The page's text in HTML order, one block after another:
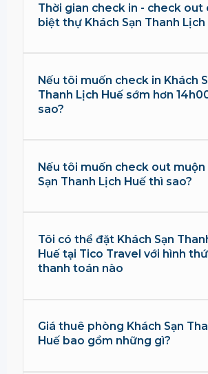
Thời gian check in - check out
biệt thự Khách Sạn Thanh Lịch
Nếu tôi muốn check in Khách
Thanh Lịch Huế sớm hơn
sao?
Nếu tôi muốn check out muộn
Sạn Thanh Lịch Huế thì sao?
Tôi có thể đặt Khách Sạn
Huế tại Tico Travel với hình
thanh toán nào
Giá thuê phòng Khách Sạn
Huế bao gồm những gì?